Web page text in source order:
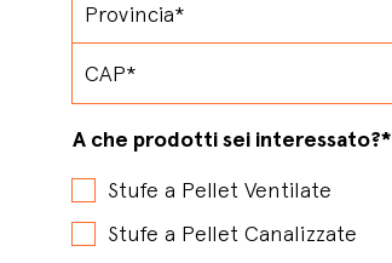
A che prodotti sei interessato?*
Stufe a Pellet Ventilate
Stufe a Pellet Canalizzate